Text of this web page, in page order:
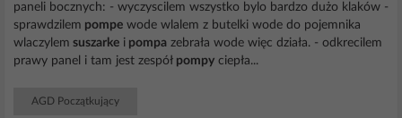
paneli bocznych: - wyczyscilem wszystko bylo bardzo dużo klaków -
sprawdzilem pompe wode wlalem z butelki wode do pojemnika
wlaczylem suszarke i pompa zebrała wode więc działa. - odkrecilem
prawy panel i tam jest zespół pompy ciepła...
AGD Początkujący